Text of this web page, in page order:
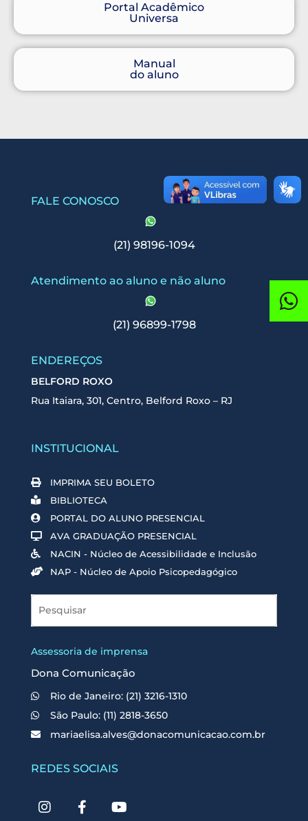
Portal Acadêmico
Universa
Manual
do aluno
FALE CONOSCO
(21) 98196-1094
Atendimento ao aluno e não aluno
(21) 96899-1798
ENDEREÇOS
BELFORD ROXO
Rua Itaiara, 301, Centro, Belford Roxo – RJ
INSTITUCIONAL
IMPRIMA SEU BOLETO
BIBLIOTECA
PORTAL DO ALUNO PRESENCIAL
AVA GRADUAÇÃO PRESENCIAL
NACIN - Núcleo de Acessibilidade e Inclusão
NAP - Núcleo de Apoio Psicopedagógico
Assessoria de imprensa
Dona Comunicação
Rio de Janeiro: (21) 3216-1310
São Paulo: (11) 2818-3650
mariaelisa.alves@donacomunicacao.com.br
REDES SOCIAIS